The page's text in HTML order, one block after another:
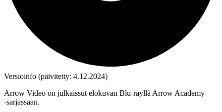
Versioinfo (päivitetty: 4.12.2024)
Arrow Video on julkaissut elokuvan Blu‑rayllä Arrow Academy
‑sarjassaan.